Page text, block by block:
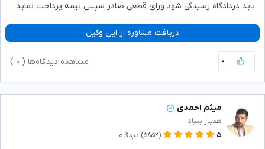
باید دردادگاه رسیدگی شود ورای قطعی صادر سپس بیمه پرداخت نماید
دریافت مشاوره از این وکیل
۰ مشاهده دیدگاه‌ها ( ۰
میثم احمدی
همیار بنیاد
۵
(۵۸۵۲) دیدگاه